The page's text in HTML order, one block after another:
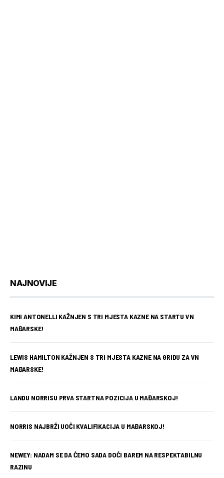
NAJNOVIJE
KIMI ANTONELLI KAŽNJEN S TRI MJESTA KAZNE NA STARTU VN
MAĐARSKE!
LEWIS HAMILTON KAŽNJEN S TRI MJESTA KAZNE NA GRIDU ZA VN
MAĐARSKE!
LANDU NORRISU PRVA STARTNA POZICIJA U MAĐARSKOJ!
NORRIS NAJBRŽI UOČI KVALIFIKACIJA U MAĐARSKOJ!
NEWEY: NADAM SE DA ĆEMO SADA DOĆI BAREM NA RESPEKTABILNU
RAZINU